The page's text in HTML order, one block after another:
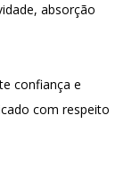
absorção
confiança e
com respeito